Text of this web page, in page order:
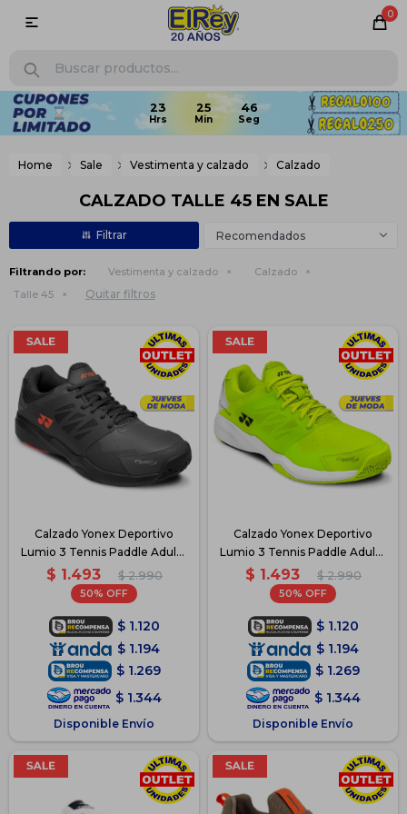
0

23 25 46
Home Sale Vestimenta y calzado Calzado
CALZADO TALLE 45 EN SALE
Recomendados
Filtrando por: Vestimenta y calzado
Calzado
Talle 45
Quitar filtros
Calzado Yonex Deportivo
Lumio 3 Tennis Paddle Adulto
- Gris
$ 1.493 $ 2.990
50
$ 1.120
$ 1.194
$ 1.269
$ 1.344
Disponible Envío
Calzado Yonex Deportivo
Lumio 3 Tennis Paddle Adulto
- Verde
$ 1.493 $ 2.990
50
$ 1.120
$ 1.194
$ 1.269
$ 1.344
Disponible Envío